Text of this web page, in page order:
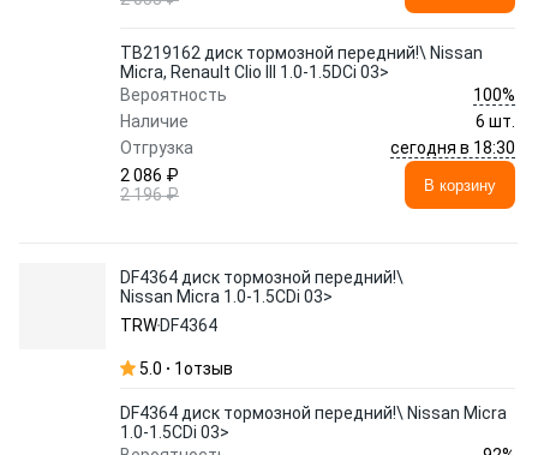
TB219162 диск тормозной передний!\ Nissan
Micra, Renault Clio III 1.0-1.5DCi 03>
Вероятность
100%
Наличие
6 шт.
Отгрузка
сегодня в 18:30
2 086 ₽
2 196 ₽
В корзину
DF4364 диск тормозной передний!\
Nissan Micra 1.0-1.5CDi 03>
TRW DF4364
5.0 1отзыв
DF4364 диск тормозной передний!\ Nissan Micra
1.0-1.5CDi 03>